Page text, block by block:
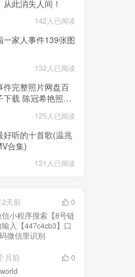
从此消失人间！
142人已阅读
一家人事件139张图
132人已阅读
件完整照片网盘百
下载 陈冠希艳照门
观看
125人已阅读
好听的十首歌(温兆
合集)
121人已阅读
天前
0
小程序搜索【8号链
入【447c4cb3】口
微信里识别
月前
0